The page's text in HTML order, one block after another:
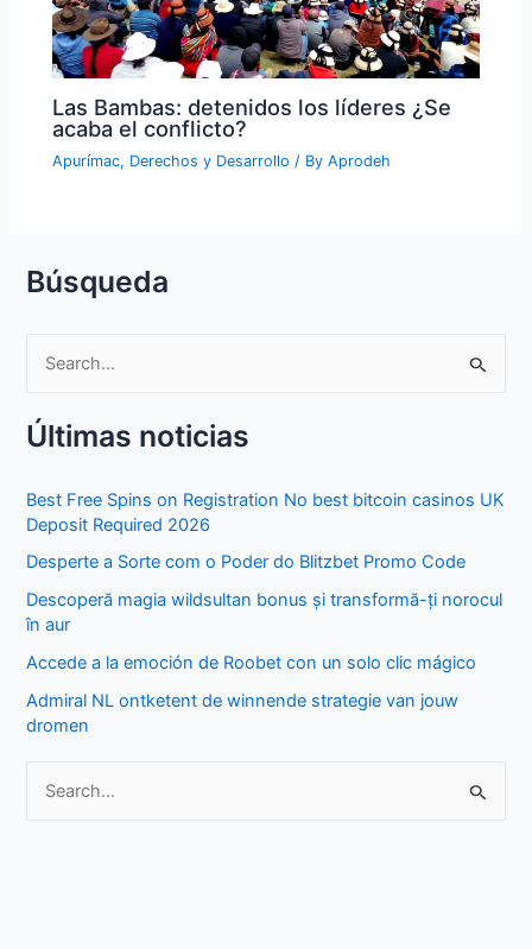
Las Bambas: detenidos los líderes ¿Se
acaba el conflicto?
Apurímac, Derechos y Desarrollo / ByAprodeh
Búsqueda
a
c
f
o
Últimas noticias
Best Free Spins on Registration No best bitcoin casinos UK
Deposit Required 2026
Desperte a Sorte com o Poder do Blitzbet Promo Code
Descoperă magia wildsultan bonus și transformă-ți norocul
în aur
Accede a la emoción de Roobet con un solo clic mágico
Admiral NL ontketent de winnende strategie van jouw
dromen